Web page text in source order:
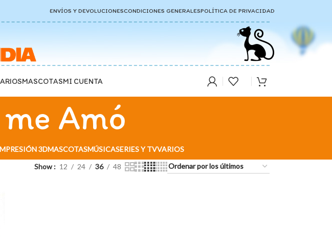
ENVÍOS Y DEVOLUCIONESCONDICIONES GENERALESPOLÍTICA DE PRIVACIDAD
MASCOTASMI CUENTA
Amó
3DMASCOTASMÚSICASERIES Y TVVARIOS
Show 12 24 36 48